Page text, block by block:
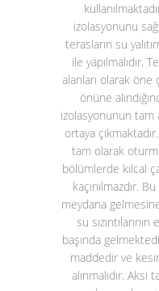
izolasyonunu
terasların su
ile yapılmalıdır.
alanları olarak öne
önüne
izolasyonunun tam
ortaya
tam olarak
bölümlerde kılcal
kaçınılmazdır.
meydana
su
başında
maddedir ve
alınmalıdır.